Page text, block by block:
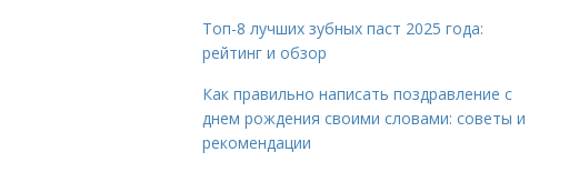
Топ-8 лучших зубных паст 2025 года:
рейтинг и обзор
Как правильно написать поздравление с
днем рождения своими словами: советы и
рекомендации